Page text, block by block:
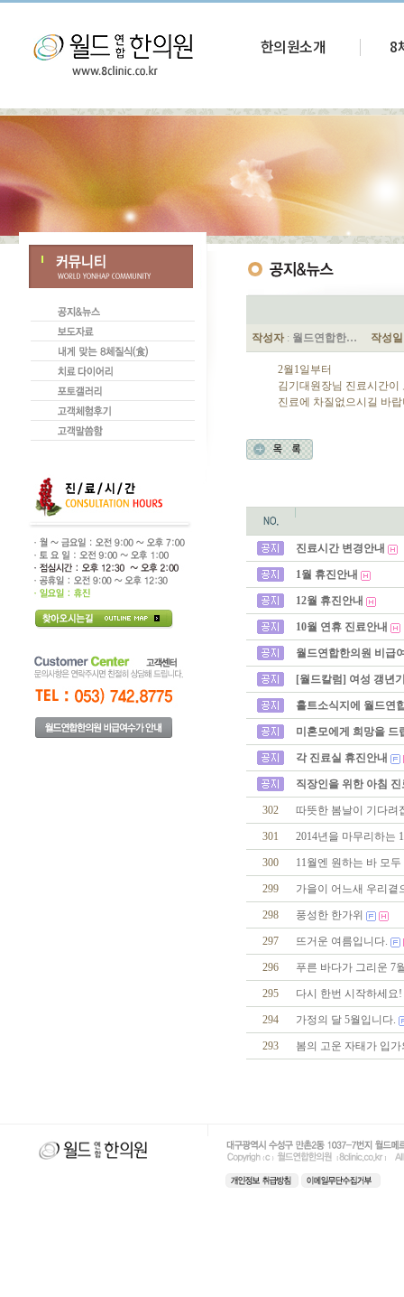
한의원소개 8
작성자: 월드연합한… 작성일
2월1일부터
김기대원장님 진료시간이
진료에 차질없으시길 바
진료시간 변경안내
1월 휴진안내
12월 휴진안내
10월 연휴 진료안내
월드연합한의원 비급
[월드칼럼] 여성 갱년
홀트소식지에 월드연
미혼모에게 희망을 드
각 진료실 휴진안내
직장인을 위한 아침
302 따뜻한 봄날이 기다려
301 2014년을 마무리하는
300 11월엔 원하는 바 모
299 가을이 어느새 우리곁
298 풍성한 한가위
297 뜨거운 여름입니다.
296 푸른 바다가 그리운 7
295 다시 한번 시작하세요!
294 가정의 달 5월입니다.
293 봄의 고운 자태가 입